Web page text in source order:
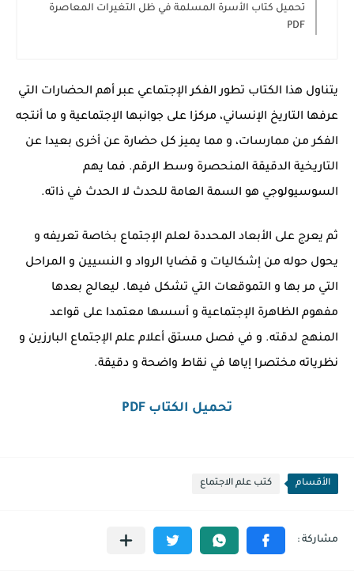
تحميل كتاب الأسرة المسلمة في ظل التغيرات المعاصرة
PDF
يتناول هذا الكتاب تطور الفكر الإجتماعي عبر أهم الحضارات التي
عرفها التاريخ الإنساني، مركزا على جوانبها الإجتماعية و ما أنتجه
الفكر من ممارسات، و مما يميز كل حضارة عن أخرى بعيدا عن
التاريخية الدقيقة المنحصرة وسط الرقم. فما يهم
السوسيولوجي هو السمة العامة للحدث لا الحدث في ذاته.
ثم يعرج على الأبعاد المحددة لعلم الإجتماع بخاصة تعريفه و
يحول حوله من إشكاليات و قضايا الرواد و النسيين و المراحل
التي مر بها و التموقعات التي تشكل فيها. ليعالج بعدها
مفهوم الظاهرة الإجتماعية و أسسها معتمدا على قواعد
المنهج لدقته. و في فصل مستق أعلام علم الإجتماع البارزين و
نظرياته مختصرا إياها في نقاط واضحة و دقيقة.
تحميل الكتاب PDF
الأقسام كتب علم الاجتماع